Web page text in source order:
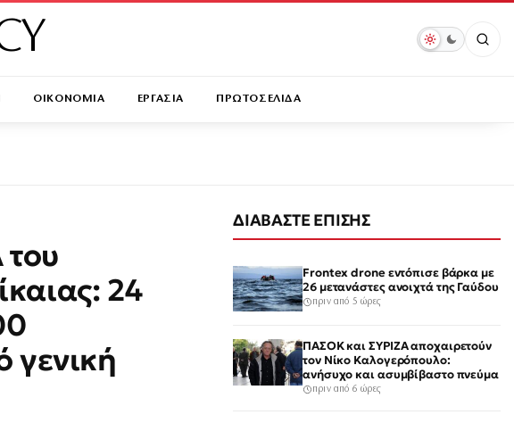
ΟΙΚΟΝΟΜΙΑ ΕΡΓΑΣΙΑ ΠΡΩΤΟΣΕΛΙΔΑ
του
24
γενική
ΔΙΑΒΑΣΤΕ ΕΠΙΣΗΣ
Frontex drone εντόπισε βάρκα με
26 μετανάστες ανοιχτά της Γαύδου
πριν από 5 ώρες
ΠΑΣΟΚ και ΣΥΡΙΖΑ αποχαιρετούν
τον Νίκο Καλογερόπουλο:
ανήσυχο και ασυμβίβαστο πνεύμα
πριν από 6 ώρες